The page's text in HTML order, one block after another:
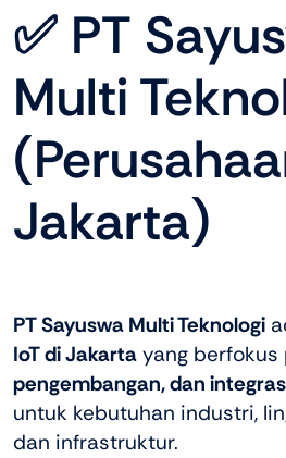
✅ PT
Multi
Jakarta)
PT Sayuswa Multi Teknologi
IoT di Jakarta yang berfokus
pengembangan, dan
untuk kebutuhan industri,
dan infrastruktur.